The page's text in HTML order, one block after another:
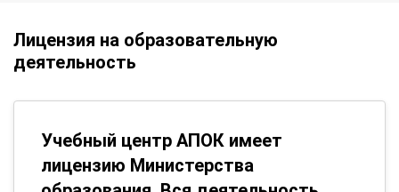
Лицензия на образовательную
деятельность
Учебный центр АПОК имеет
лицензию Министерства